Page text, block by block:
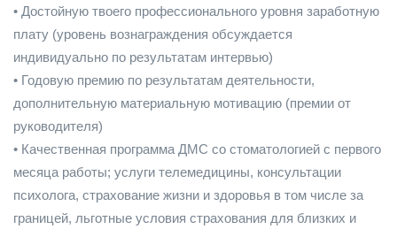
• Достойную твоего профессионального уровня заработную
плату (уровень вознаграждения обсуждается
индивидуально по результатам интервью)
• Годовую премию по результатам деятельности,
дополнительную материальную мотивацию (премии от
руководителя)
• Качественная программа ДМС со стоматологией с первого
месяца работы; услуги телемедицины, консультации
психолога, страхование жизни и здоровья в том числе за
границей, льготные условия страхования для близких и